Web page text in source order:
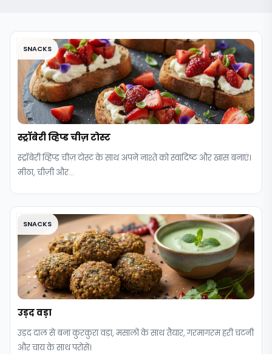
SNACKS
स्ट्रॉबेरी व्हिप्ड चीज़ टोस्ट
स्ट्रॉबेरी व्हिप्ड चीज़ टोस्ट के साथ अपने नाश्ते को स्वादिष्ट और खास बनाएं।
मीठा, चीज़ी और...
SNACKS
उड़द वड़ा
उड़द दाल से बना कुरकुरा वड़ा, मसालों के साथ तैयार, गरमागरम हरी चटनी
और चाय के साथ परोसें।